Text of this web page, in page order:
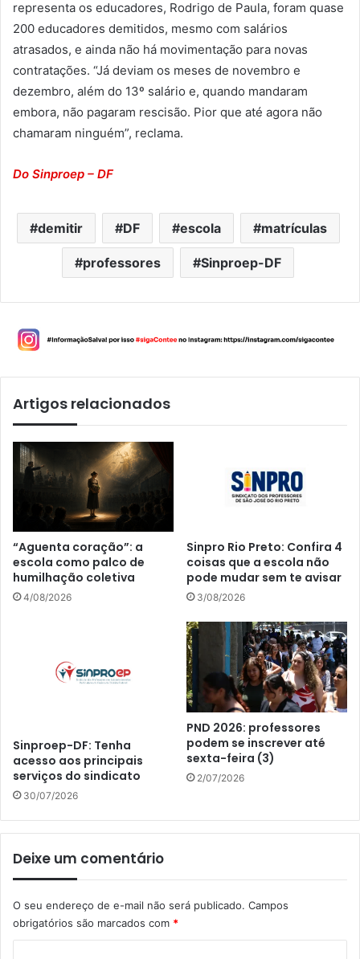
representa os educadores, Rodrigo de Paula, foram quase
200 educadores demitidos, mesmo com salários
atrasados, e ainda não há movimentação para novas
contratações. “Já deviam os meses de novembro e
dezembro, além do 13º salário e, quando mandaram
embora, não pagaram rescisão. Pior que até agora não
chamaram ninguém”, reclama.
Do Sinproep – DF
demitir DF escola matrículas
professores Sinproep-DF
Artigos relacionados
“Aguenta coração”: a
escola como palco de
humilhação coletiva
4/08/2026
Sinpro Rio Preto: Confira 4
coisas que a escola não
pode mudar sem te avisar
3/08/2026
Sinproep-DF: Tenha
acesso aos principais
serviços do sindicato
30/07/2026
PND 2026: professores
podem se inscrever até
sexta-feira (3)
2/07/2026
Deixe um comentário
O seu endereço de e-mail não será publicado. Campos
obrigatórios são marcados com *